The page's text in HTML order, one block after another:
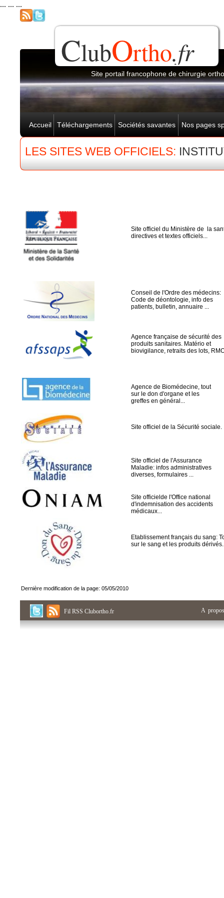
... ... ...
Site officiel du Ministère de la
directives et textes officiels...
LES SITES WEB OFFICIELS:
Dernière modification de la page: 05/05/2010
Conseil de l'Ordre des médecins:
Code de déontologie, info des
patients, bulletin, annuaire ...
Agence française de sécurité des
produits sanitaires. Matério et
biovigilance, retraits des lots,
Agence de Biomédecine, tout
sur le don d'organe et les
greffes en général...
Site officiel de la Sécurité sociale.
Etablissement français du sang:
sur le sang et les produits dérivés.
Site officiel de l'Assurance
Maladie: infos administratives
diverses, formulaires ...
Site officielde l'Office national
d'indemnisation des accidents
médicaux...
Accueil Téléchargements Sociétés savantes Nos pages
Site portail francophone de chirurgie
ClubOrtho.fr
Fil RSS Clubortho.fr A propos